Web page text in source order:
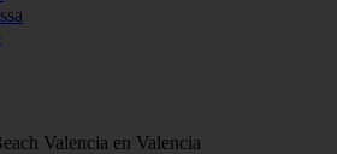
Valencia en Valencia